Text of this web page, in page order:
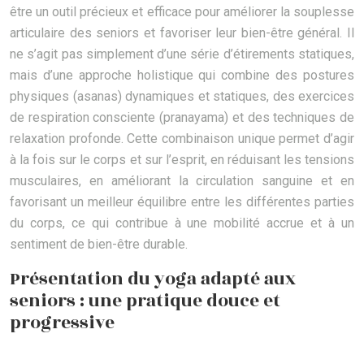
être un outil précieux et efficace pour améliorer la souplesse
articulaire des seniors et favoriser leur bien-être général. Il
ne s’agit pas simplement d’une série d’étirements statiques,
mais d’une approche holistique qui combine des postures
physiques (asanas) dynamiques et statiques, des exercices
de respiration consciente (pranayama) et des techniques de
relaxation profonde. Cette combinaison unique permet d’agir
à la fois sur le corps et sur l’esprit, en réduisant les tensions
musculaires, en améliorant la circulation sanguine et en
favorisant un meilleur équilibre entre les différentes parties
du corps, ce qui contribue à une mobilité accrue et à un
sentiment de bien-être durable.
Présentation du yoga adapté aux
seniors : une pratique douce et
progressive